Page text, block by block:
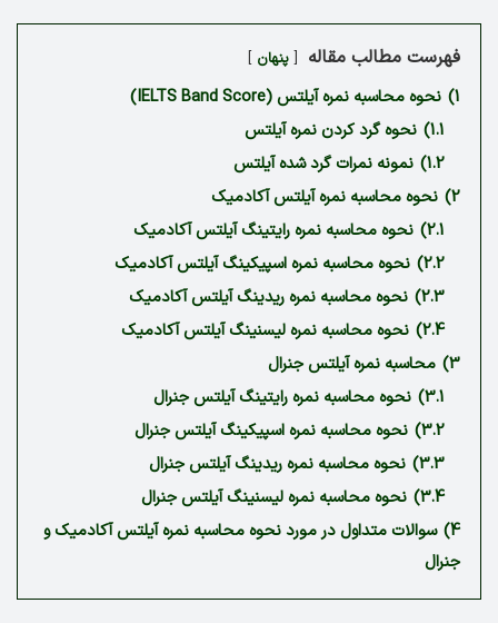
فهرست مطالب مقاله پنهان
1) نحوه محاسبه نمره آیلتس (IELTS Band Score)
1.1) نحوه گرد کردن نمره آیلتس
1.2) نمونه نمرات گرد شده آیلتس
2) نحوه محاسبه نمره آیلتس آکادمیک
2.1) نحوه محاسبه نمره رایتینگ آیلتس آکادمیک
2.2) نحوه محاسبه نمره اسپیکینگ آیلتس آکادمیک
2.3) نحوه محاسبه نمره ریدینگ آیلتس آکادمیک
2.4) نحوه محاسبه نمره لیسنینگ آیلتس آکادمیک
3) محاسبه نمره آیلتس جنرال
3.1) نحوه محاسبه نمره رایتینگ آیلتس جنرال
3.2) نحوه محاسبه نمره اسپیکینگ آیلتس جنرال
3.3) نحوه محاسبه نمره ریدینگ آیلتس جنرال
3.4) نحوه محاسبه نمره لیسنینگ آیلتس جنرال
4) سوالات متداول در مورد نحوه محاسبه نمره آیلتس آکادمیک و
جنرال